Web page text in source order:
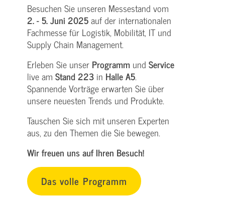
Besuchen Sie unseren Messestand vom
2. - 5. Juni 2025auf der internationalen
Fachmesse für Logistik, Mobilität, IT und
Supply Chain Management.
Erleben Sie unser Programm und Service
live am Stand 223 in Halle A5.
Spannende Vorträge erwarten Sie über
unsere neuesten Trends und Produkte.
Tauschen Sie sich mit unseren Experten
aus, zu den Themen die Sie bewegen.
Wir freuen uns auf Ihren Besuch!
Das volle Programm